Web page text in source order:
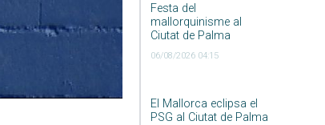
Festa del
mallorquinisme al
Ciutat de Palma
06/08/2026 04:15
El Mallorca eclipsa el
PSG al Ciutat de Palma